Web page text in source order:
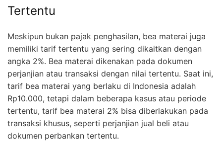
Tertentu
Meskipun bukan pajak penghasilan, bea materai juga
memiliki tarif tertentu yang sering dikaitkan dengan
angka 2%. Bea materai dikenakan pada dokumen
perjanjian atau transaksi dengan nilai tertentu. Saat ini,
tarif bea materai yang berlaku di Indonesia adalah
Rp10.000, tetapi dalam beberapa kasus atau periode
tertentu, tarif bea materai 2% bisa diberlakukan pada
transaksi khusus, seperti perjanjian jual beli atau
dokumen perbankan tertentu.